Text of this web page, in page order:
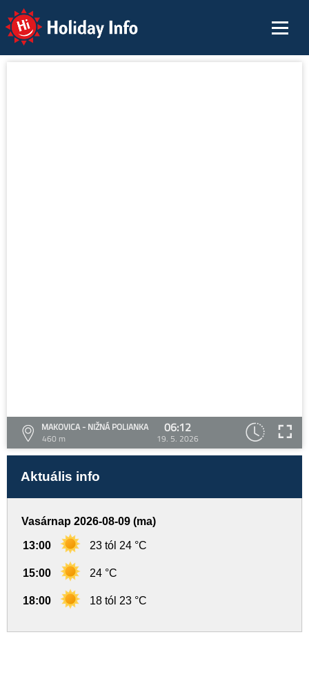
Holiday Info
MAKOVICA - NIŽNÁ POLIANKA
460 m
06:12
19. 5. 2026
Aktuális info
Vasárnap 2026-08-09 (ma)
13:00 23 tól 24 °C
15:00 24 °C
18:00 18 tól 23 °C